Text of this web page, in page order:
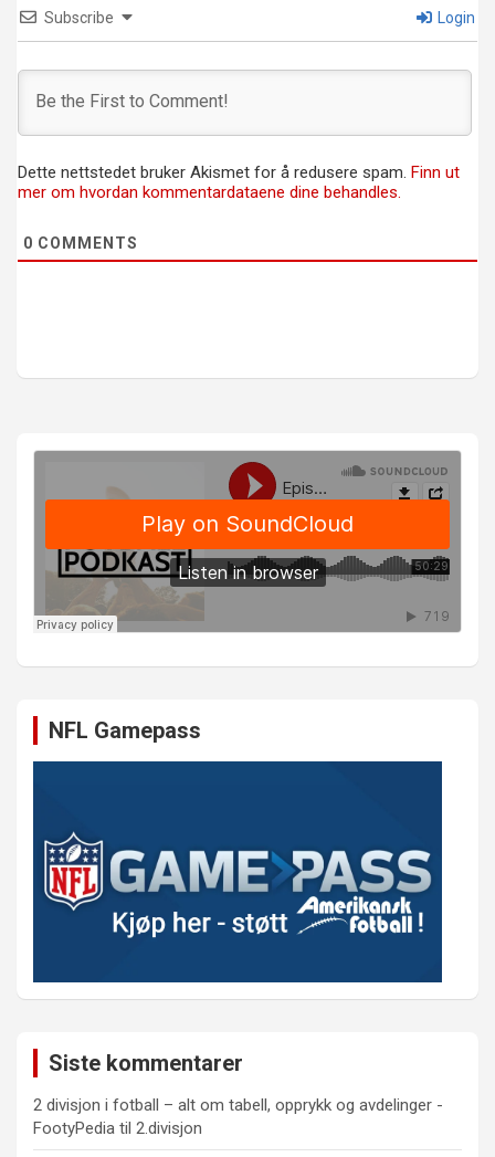
Subscribe Login
Dette nettstedet bruker Akismet for å redusere spam. Finn ut
mer om hvordan kommentardataene dine behandles.
0 COMMENTS
NFL Gamepass
Siste kommentarer
2 divisjon i fotball – alt om tabell, opprykk og avdelinger -
FootyPedia til 2.divisjon